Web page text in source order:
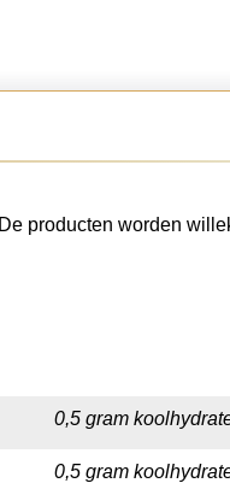
producten worden
0,5 gram
0,5 gram